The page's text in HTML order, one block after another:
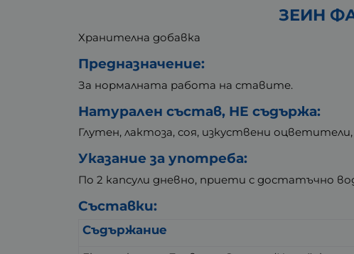
ЗЕИН
Хранителна добавка
Предназначение:
За нормалната работа на ставите.
Натурален състав, НЕ съдържа:
Глутен, лактоза, соя, изкуствени
Указание за употреба:
По 2 капсули дневно, приети с достатъчно
Съставки:
Съдържание